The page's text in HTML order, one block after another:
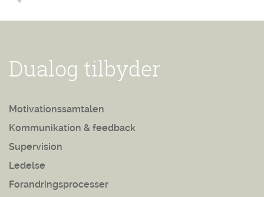
Dualog tilbyder
Motivationssamtalen
Kommunikation & feedback
Supervision
Ledelse
Forandringsprocesser